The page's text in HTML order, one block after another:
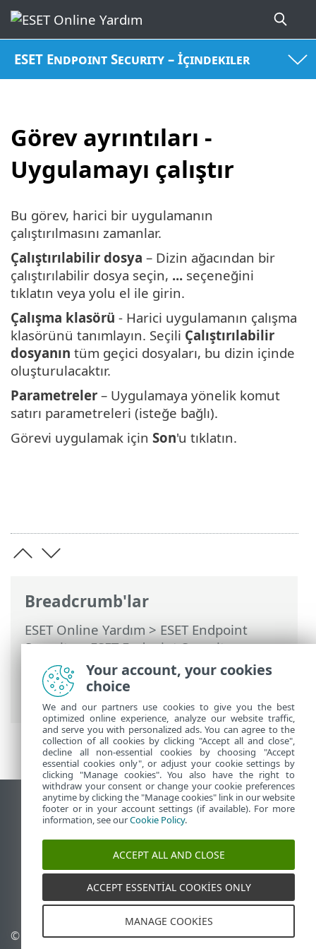
ESET Endpoint Security – İçindekiler
Görev ayrıntıları -
Uygulamayı çalıştır
Breadcrumb'lar
ESET Online Yardım>ESET Endpoint
Security>ESET Endpoint Security
kullanarak>Araçlar>Zamanlayıcı>
İletişim pencereleri - Zamanlayıcı > Görev
ayrıntıları - Uygulamayı çalıştır
Bu görev, harici bir uygulamanın
çalıştırılmasını zamanlar.
Çalıştırılabilir dosya – Dizin ağacından bir
çalıştırılabilir dosya seçin, ... seçeneğini
tıklatın veya yolu el ile girin.
Çalışma klasörü - Harici uygulamanın çalışma
klasörünü tanımlayın. Seçili Çalıştırılabilir
dosyanın tüm geçici dosyaları, bu dizin içinde
oluşturulacaktır.
Parametreler – Uygulamaya yönelik komut
satırı parametreleri (isteğe bağlı).
Görevi uygulamak için Son'u tıklatın.
Masaüstü sitesini görüntüle
End of Life
ESET Bilgi Bankası
ESET Status Portal
Bölgesel destek
© 1992 - 2026 ESET, spol. s
Çerezleri yönet
Your account, your cookies
choice
We and our partners use cookies to give you the best
optimized online experience, analyze our website traffic,
and serve you with personalized ads. You can agree to the
collection of all cookies by clicking "Accept all and close",
decline all non-essential cookies by choosing "Accept
essential cookies only", or adjust your cookie settings by
clicking "Manage cookies". You also have the right to
withdraw your consent or change your cookie preferences
anytime by clicking the "Manage cookies" link in our website
footer or in your account settings (if available). For more
information, see ourCookie Policy.
ACCEPT ALL AND CLOSE
ACCEPT ESSENTIAL COOKIES ONLY
MANAGE COOKIES